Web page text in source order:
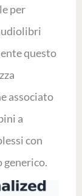
per
questo
associato
a
con